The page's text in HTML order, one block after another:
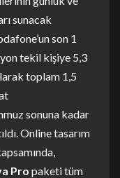
sunacak
son 1
tekil kişiye 5,3
toplam 1,5
sonuna kadar
Online tasarım
Pro paketi tüm